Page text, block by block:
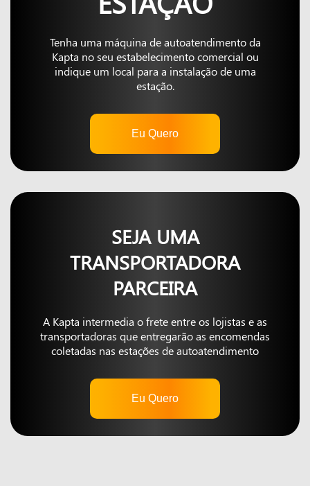
Tenha uma máquina de autoatendimento da
Kapta no seu estabelecimento comercial ou
indique um local para a instalação de uma
estação.
Eu Quero
SEJA UMA
TRANSPORTADORA
PARCEIRA
A Kapta intermedia o frete entre os lojistas e as
transportadoras que entregarão as encomendas
coletadas nas estações de autoatendimento
Eu Quero